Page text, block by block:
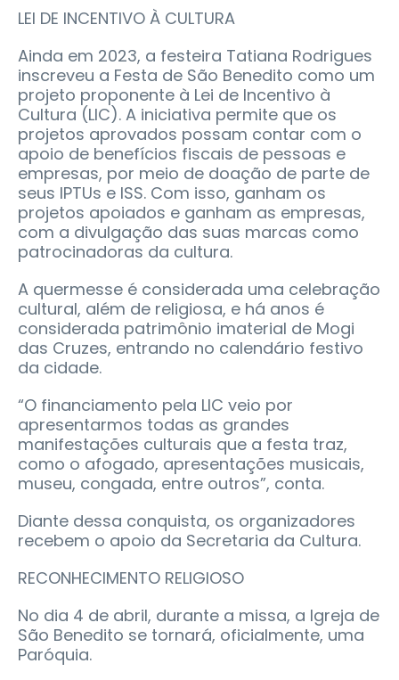
LEI DE INCENTIVO À CULTURA
Ainda em 2023, a festeira Tatiana Rodrigues
inscreveu a Festa de São Benedito como um
projeto proponente à Lei de Incentivo à
Cultura (LIC). A iniciativa permite que os
projetos aprovados possam contar com o
apoio de benefícios fiscais de pessoas e
empresas, por meio de doação de parte de
seus IPTUs e ISS. Com isso, ganham os
projetos apoiados e ganham as empresas,
com a divulgação das suas marcas como
patrocinadoras da cultura.
A quermesse é considerada uma celebração
cultural, além de religiosa, e há anos é
considerada patrimônio imaterial de Mogi
das Cruzes, entrando no calendário festivo
da cidade.
“O financiamento pela LIC veio por
apresentarmos todas as grandes
manifestações culturais que a festa traz,
como o afogado, apresentações musicais,
museu, congada, entre outros”, conta.
Diante dessa conquista, os organizadores
recebem o apoio da Secretaria da Cultura.
RECONHECIMENTO RELIGIOSO
No dia 4 de abril, durante a missa, a Igreja de
São Benedito se tornará, oficialmente, uma
Paróquia.